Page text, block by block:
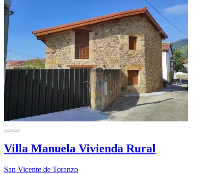
Villa Manuela Vivienda Rural
San Vicente de Toranzo